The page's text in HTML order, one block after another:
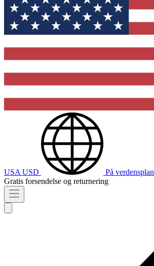
USA USD På verdensplan
Gratis forsendelse og returnering